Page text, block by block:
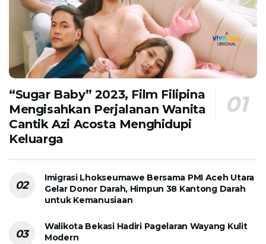
“Sugar Baby” 2023, Film Filipina
Mengisahkan Perjalanan Wanita
Cantik Azi Acosta Menghidupi
Keluarga
Imigrasi Lhokseumawe Bersama PMI Aceh Utara
Gelar Donor Darah, Himpun 38 Kantong Darah
untuk Kemanusiaan
Walikota Bekasi Hadiri Pagelaran Wayang Kulit
Modern